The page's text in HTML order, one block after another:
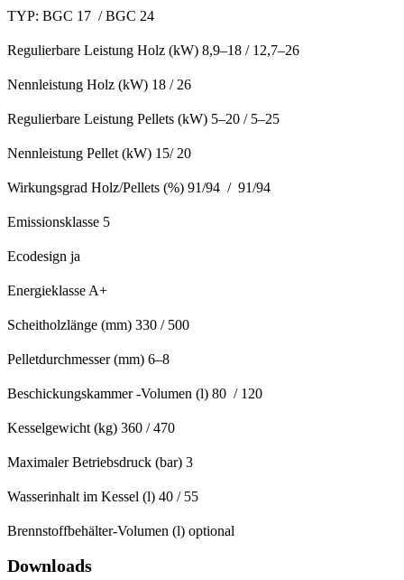
TYP: BGC 17 / BGC 24
Regulierbare Leistung Holz (kW) 8,9–18 / 12,7–26
Nennleistung Holz (kW) 18 / 26
Regulierbare Leistung Pellets (kW) 5–20 / 5–25
Nennleistung Pellet (kW) 15/ 20
Wirkungsgrad Holz/Pellets (%) 91/94 / 91/94
Emissionsklasse 5
Ecodesign ja
Energieklasse A+
Scheitholzlänge (mm) 330 / 500
Pelletdurchmesser (mm) 6–8
Beschickungskammer -Volumen (l) 80 / 120
Kesselgewicht (kg) 360 / 470
Maximaler Betriebsdruck (bar) 3
Wasserinhalt im Kessel (l) 40 / 55
Brennstoffbehälter-Volumen (l) optional
Downloads